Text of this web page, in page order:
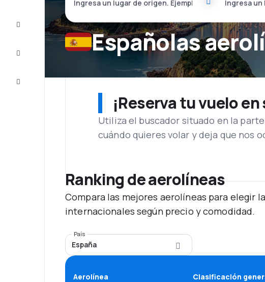
Completa
el viaje
Atención
Españolas
¡Reserva tu vuelo
Utiliza el buscador situado en la
cuándo quieres volar y deja que nos
Ranking de aerolíneas
Compara las mejores aerolíneas para elegir
internacionales según precio y comodidad.
País
España
Aerolínea Clasificación